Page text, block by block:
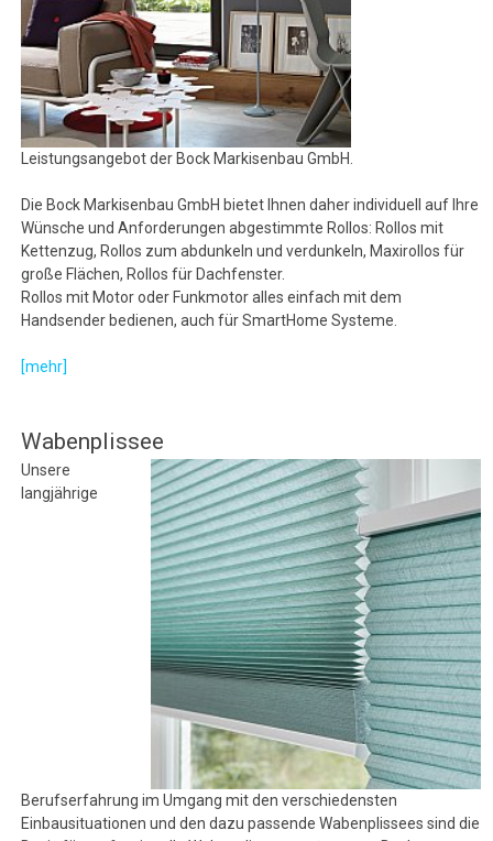
Leistungsangebot der Bock Markisenbau GmbH.
Die Bock Markisenbau GmbH bietet Ihnen daher individuell auf Ihre
Wünsche und Anforderungen abgestimmte Rollos: Rollos mit
Kettenzug, Rollos zum abdunkeln und verdunkeln, Maxirollos für
große Flächen, Rollos für Dachfenster.
Rollos mit Motor oder Funkmotor alles einfach mit dem
Handsender bedienen, auch für SmartHome Systeme.
[mehr]
Wabenplissee
Unsere
langjährige
Berufserfahrung im Umgang mit den verschiedensten
Einbausituationen und den dazu passende Wabenplissees sind die